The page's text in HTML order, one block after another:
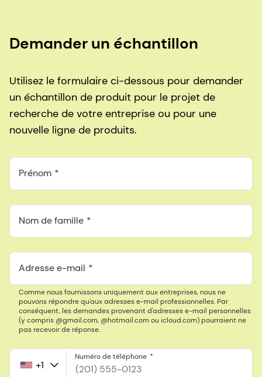
Demander un échantillon
Utilisez le formulaire ci-dessous pour demander
un échantillon de produit pour le projet de
recherche de votre entreprise ou pour une
nouvelle ligne de produits.
Prénom
Nom de famille
Adresse e-mail
Comme nous fournissons uniquement aux entreprises, nous ne
pouvons répondre qu'aux adresses e-mail professionnelles. Par
conséquent, les demandes provenant d'adresses e-mail personnelles
(y compris @gmail.com, @hotmail.com ou icloud.com) pourraient ne
pas recevoir de réponse.
United
+1
Numéro de téléphone